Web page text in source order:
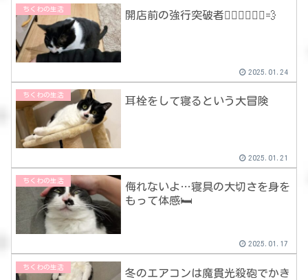
ちくわの生活
開店前の強行突破者🏃🏻‍♀️🏃🏻‍♂️💨
2025.01.24
ちくわの生活
耳栓をして寝るという大冒険
2025.01.21
ちくわの生活
侮れないよ…寝具の大切さを身を
もって体感🛏
2025.01.17
ちくわの生活
冬のエアコンは魔貫光殺砲でかき